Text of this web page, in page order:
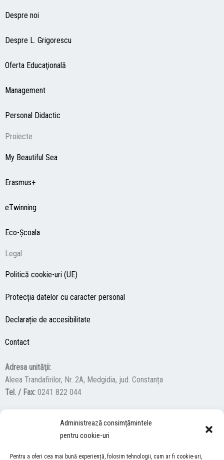
Administrează consimțămintele
pentru cookie-uri
Pentru a oferi cea mai bună experiență, folosim tehnologii, cum ar fi cookie-uri,
Despre noi
Despre L. Grigorescu
Oferta Educaţională
Management
Personal Didactic
Proiecte
My Beautiful Sea
Erasmus+
eTwinning
Eco-Şcoala
Legal
Politică cookie-uri (UE)
Protecția datelor cu caracter personal
Declarație de accesibilitate
Contact
Adresa unităţii:
Aleea Trandafirilor, Nr. 2A, Medgidia, jud. Constanța
Tel. / Fax: 0241 822 044
F
a
c
Y
u
I
s